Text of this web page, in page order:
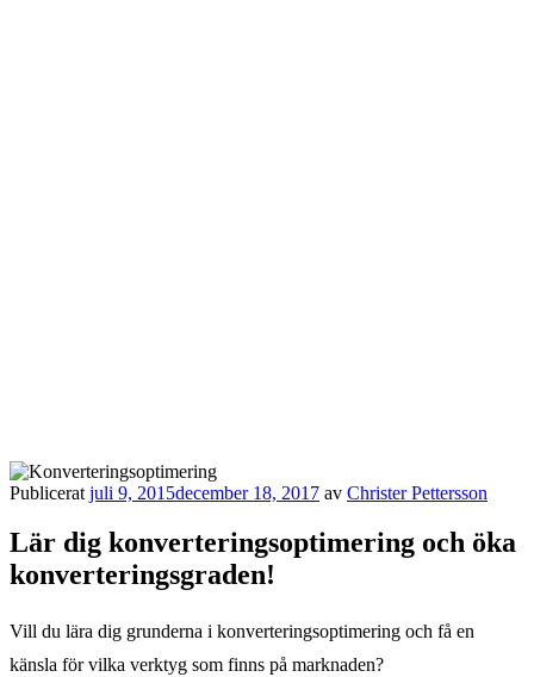
Publicerat juli 9, 2015december 18, 2017 av Christer Pettersson
Lär dig konverteringsoptimering och öka
konverteringsgraden!
Vill du lära dig grunderna i konverteringsoptimering och få en
känsla för vilka verktyg som finns på marknaden?